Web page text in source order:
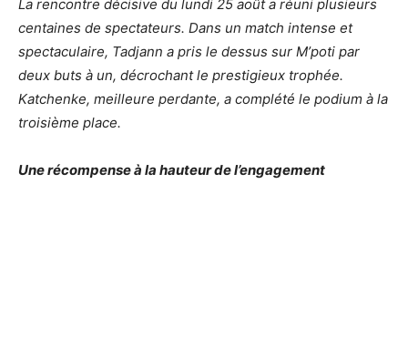
La rencontre décisive du lundi 25 août a réuni plusieurs
centaines de spectateurs. Dans un match intense et
spectaculaire, Tadjann a pris le dessus sur M’poti par
deux buts à un, décrochant le prestigieux trophée.
Katchenke, meilleure perdante, a complété le podium à la
troisième place.
Une récompense à la hauteur de l’engagement